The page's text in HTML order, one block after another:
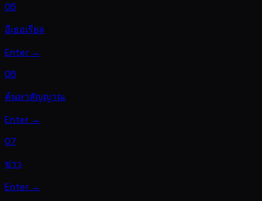
05
อีเธอเรียล
Enter →
06
ค้นหาสัญญาณ
Enter →
07
ข่าว
Enter →